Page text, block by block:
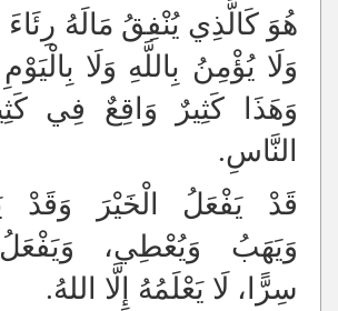
هُوَ كَالَّذِي يُنْفِقُ مَالَهُ
وَلَا يُؤْمِنُ بِاللَّهِ وَلَا
وَهَذَا كَثِيرٌ وَاقِعٌ فِي
النَّاسِ.
قَدْ يَفْعَلُ الْخَيْرَ وَقَدْ
وَيَهَبُ وَيُعْطِي،
سِرًّا، لَا يَعْلَمُهُ إِلَّا اللهُ.